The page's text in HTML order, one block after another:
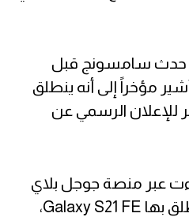
حدث سامسونج قبل
مؤخراً إلى أنه ينطلق
سبتمبر للإعلان الرسمي عن
عبر منصة جوجل بلاي
على المواصفات التي ينطلق بها Galaxy S21 FE،